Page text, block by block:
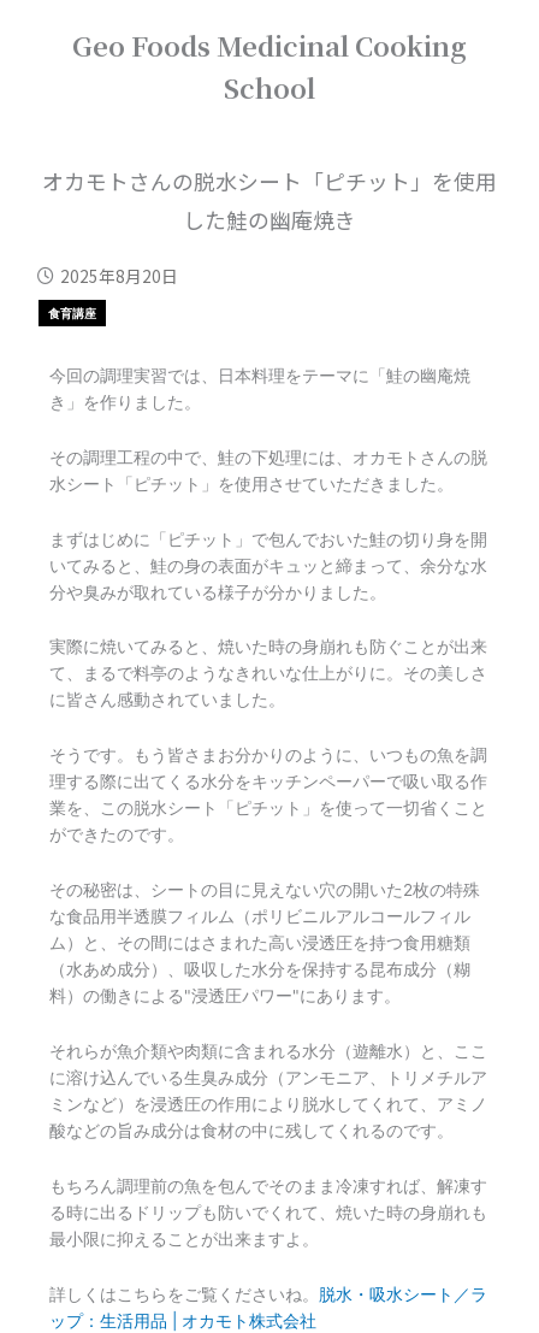
Geo Foods Medicinal Cooking
School
オカモトさんの脱水シート「ピチット」を使用
した鮭の幽庵焼き
2025年8月20日
食育講座
今回の調理実習では、日本料理をテーマに「鮭の幽庵焼
き」を作りました。
その調理工程の中で、鮭の下処理には、オカモトさんの脱
水シート「ピチット」を使用させていただきました。
まずはじめに「ピチット」で包んでおいた鮭の切り身を開
いてみると、鮭の身の表面がキュッと締まって、余分な水
分や臭みが取れている様子が分かりました。
実際に焼いてみると、焼いた時の身崩れも防ぐことが出来
て、まるで料亭のようなきれいな仕上がりに。その美しさ
に皆さん感動されていました。
そうです。もう皆さまお分かりのように、いつもの魚を調
理する際に出てくる水分をキッチンペーパーで吸い取る作
業を、この脱水シート「ピチット」を使って一切省くこと
ができたのです。
その秘密は、シートの目に見えない穴の開いた2枚の特殊
な食品用半透膜フィルム（ポリビニルアルコールフィル
ム）と、その間にはさまれた高い浸透圧を持つ食用糖類
（水あめ成分）、吸収した水分を保持する昆布成分（糊
料）の働きによる"浸透圧パワー"にあります。
それらが魚介類や肉類に含まれる水分（遊離水）と、ここ
に溶け込んでいる生臭み成分（アンモニア、トリメチルア
ミンなど）を浸透圧の作用により脱水してくれて、アミノ
酸などの旨み成分は食材の中に残してくれるのです。
もちろん調理前の魚を包んでそのまま冷凍すれば、解凍す
る時に出るドリップも防いでくれて、焼いた時の身崩れも
最小限に抑えることが出来ますよ。
詳しくはこちらをご覧くださいね。 脱水・吸水シート／ラ
ップ：生活用品 | オカモト株式会社